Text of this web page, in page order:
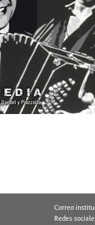
Correo
Redes